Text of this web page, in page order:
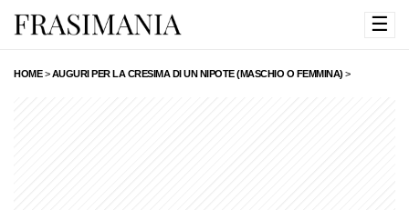
☰
HOME>AUGURI PER LA CRESIMA DI UN NIPOTE (MASCHIO O FEMMINA) >